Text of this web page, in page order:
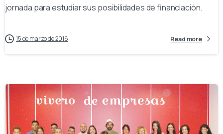
jornada para estudiar sus posibilidades de financiación.
15 de marzo de 2016 Read more